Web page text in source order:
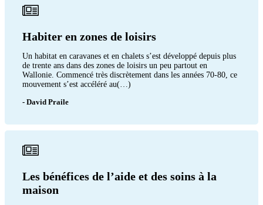
Habiter en zones de loisirs
Un habitat en caravanes et en chalets s’est développé depuis plus
de trente ans dans des zones de loisirs un peu partout en
Wallonie. Commencé très discrètement dans les années 70-80, ce
mouvement s’est accéléré au(…)
- David Praile
Les bénéfices de l’aide et des soins à la
maison